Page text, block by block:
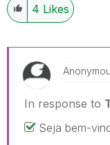
4 Likes
In response to
Seja bem-